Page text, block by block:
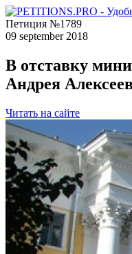
Петиция №1789
09 september 2018
В отставку
Андрея
Читать на сайте